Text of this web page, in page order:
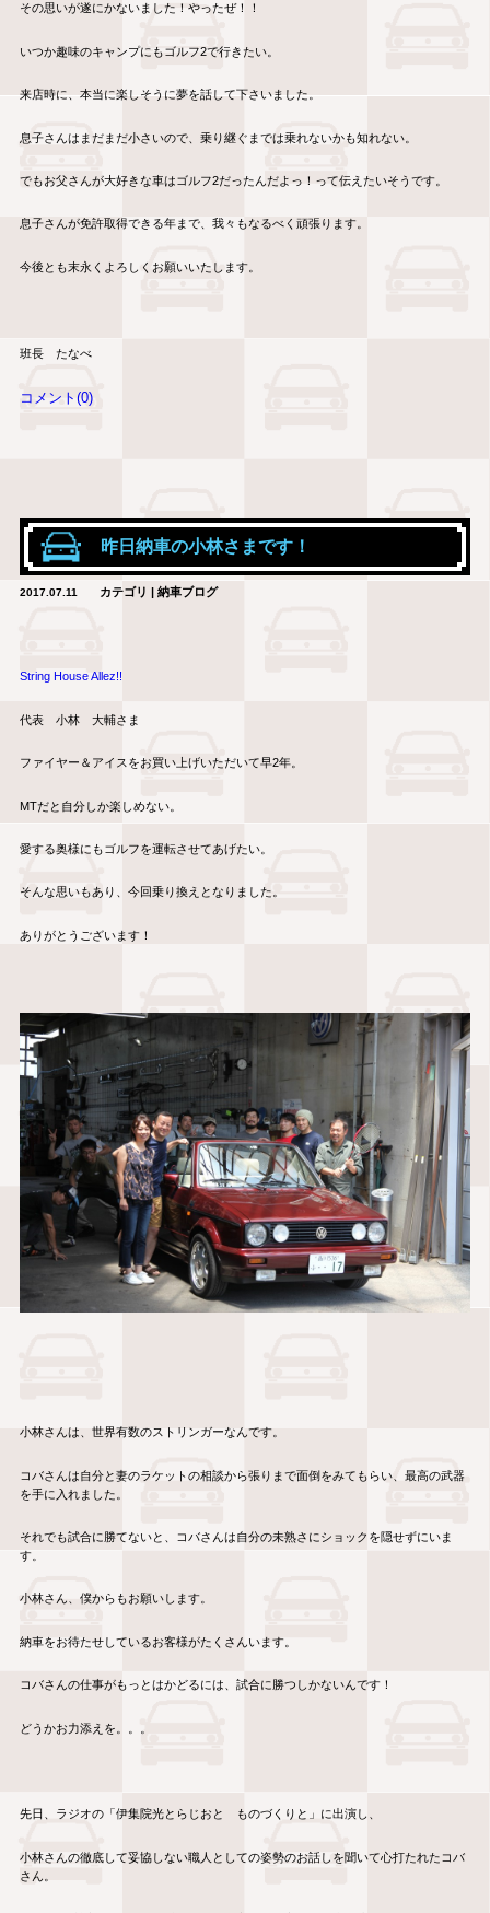
その思いが遂にかないました！やったぜ！！
いつか趣味のキャンプにもゴルフ2で行きたい。
来店時に、本当に楽しそうに夢を話して下さいました。
息子さんはまだまだ小さいので、乗り継ぐまでは乗れないかも知れない。
でもお父さんが大好きな車はゴルフ2だったんだよっ！って伝えたいそうです。
息子さんが免許取得できる年まで、我々もなるべく頑張ります。
今後とも末永くよろしくお願いいたします。
班長 たなべ
コメント(0)
昨日納車の小林さまです！
2017.07.11 カテゴリ | 納車ブログ
String House Allez!!
代表 小林 大輔さま
ファイヤー＆アイスをお買い上げいただいて早2年。
MTだと自分しか楽しめない。
愛する奥様にもゴルフを運転させてあげたい。
そんな思いもあり、今回乗り換えとなりました。
ありがとうございます！
小林さんは、世界有数のストリンガーなんです。
コバさんは自分と妻のラケットの相談から張りまで面倒をみてもらい、最高の武器
を手に入れました。
それでも試合に勝てないと、コバさんは自分の未熟さにショックを隠せずにいま
す。
小林さん、僕からもお願いします。
納車をお待たせしているお客様がたくさんいます。
コバさんの仕事がもっとはかどるには、試合に勝つしかないんです！
どうかお力添えを。。。
先日、ラジオの「伊集院光とらじおと ものづくりと」に出演し、
小林さんの徹底して妥協しない職人としての姿勢のお話しを聞いて心打たれたコバ
さん。